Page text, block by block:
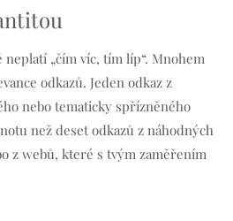
„čím víc, tím líp“. Mnohem
odkazů. Jeden odkaz z
nebo tematicky spřízněného
než deset odkazů z náhodných
z webů, které s tvým zaměřením